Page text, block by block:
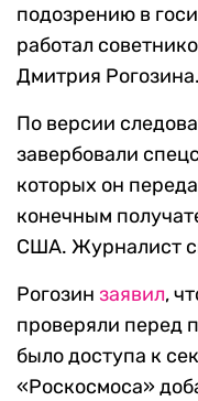
подозрению в
работал
Дмитрия Рогозина.
По версии
завербовали
которых он
конечным
США. Журналист
Рогозин заявил,
проверяли перед
было доступа к
«Роскосмоса»